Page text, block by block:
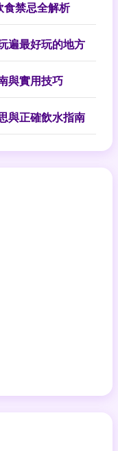
食禁忌全解析
遍最好玩的地方
與實用技巧
與正確飲水指南